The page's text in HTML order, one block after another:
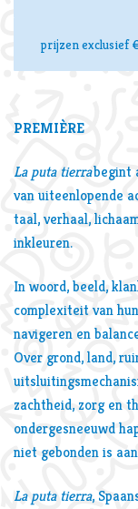
prijzen exclusief
PREMIÈRE
La puta tierrabegint
van uiteenlopende
taal, verhaal,
inkleuren.
In woord, beeld,
complexiteit van
navigeren en
Over grond, land,
zachtheid, zorg en
ondergesneeuwd
niet gebonden is
La puta tierra,